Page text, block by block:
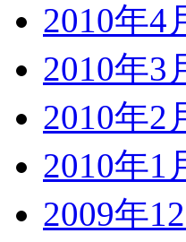
2010年4
2010年3
2010年2
2010年1
2009年